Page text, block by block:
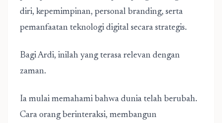
diri, kepemimpinan, personal branding, serta
pemanfaatan teknologi digital secara strategis.
Bagi Ardi, inilah yang terasa relevan dengan
zaman.
Ia mulai memahami bahwa dunia telah berubah.
Cara orang berinteraksi, membangun